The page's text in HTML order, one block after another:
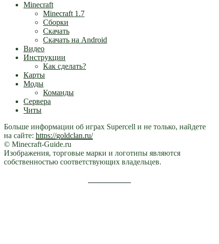
Minecraft
Minecraft 1.7
Сборки
Скачать
Скачать на Android
Видео
Инструкции
Как сделать?
Карты
Моды
Команды
Сервера
Читы
Больше информации об играх Supercell и не только, найдете
на сайте: https://goldclan.ru/
© Minecraft-Guide.ru
Изображения, торговые марки и логотипы являются
собственностью соответствующих владельцев.